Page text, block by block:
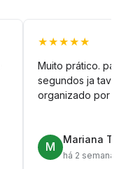
★★★★★
Muito prático.
segundos ja tava
organizado por
M
Mariana T.
há 2 semanas